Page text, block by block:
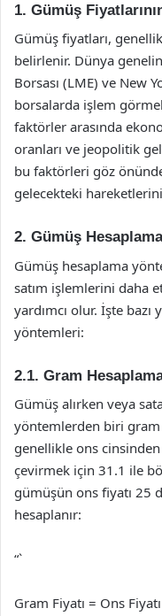
1. Gümüş
Gümüş fiyatları,
belirlenir. Dünya
Borsası (LME) ve New
borsalarda işlem
faktörler arasında
oranları ve jeopolitik
bu faktörleri göz
gelecekteki
2. Gümüş
Gümüş hesaplama
satım işlemlerini daha
yardımcı olur. İşte
yöntemleri:
2.1. Gram
Gümüş alırken veya
yöntemlerden biri gram
genellikle ons
çevirmek için 31.1 ile
gümüşün ons fiyatı 25
hesaplanır:
“`
Gram Fiyatı = Ons